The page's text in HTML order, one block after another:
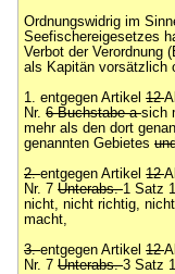
Ordnungswidrig im
Seefischereigesetzes
Verbot der Verordnung
als Kapitän vorsätzlich
1. entgegen Artikel 12
Nr. 6 Buchstabe asich
mehr als den dort
genannten Gebietes
2.entgegen Artikel 12
Nr. 7 Unterabs.1 Satz
nicht, nicht richtig,
macht,
3.entgegen Artikel 12
Nr. 7 Unterabs.3 Satz 1